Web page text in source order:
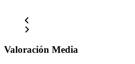
Valoración Media